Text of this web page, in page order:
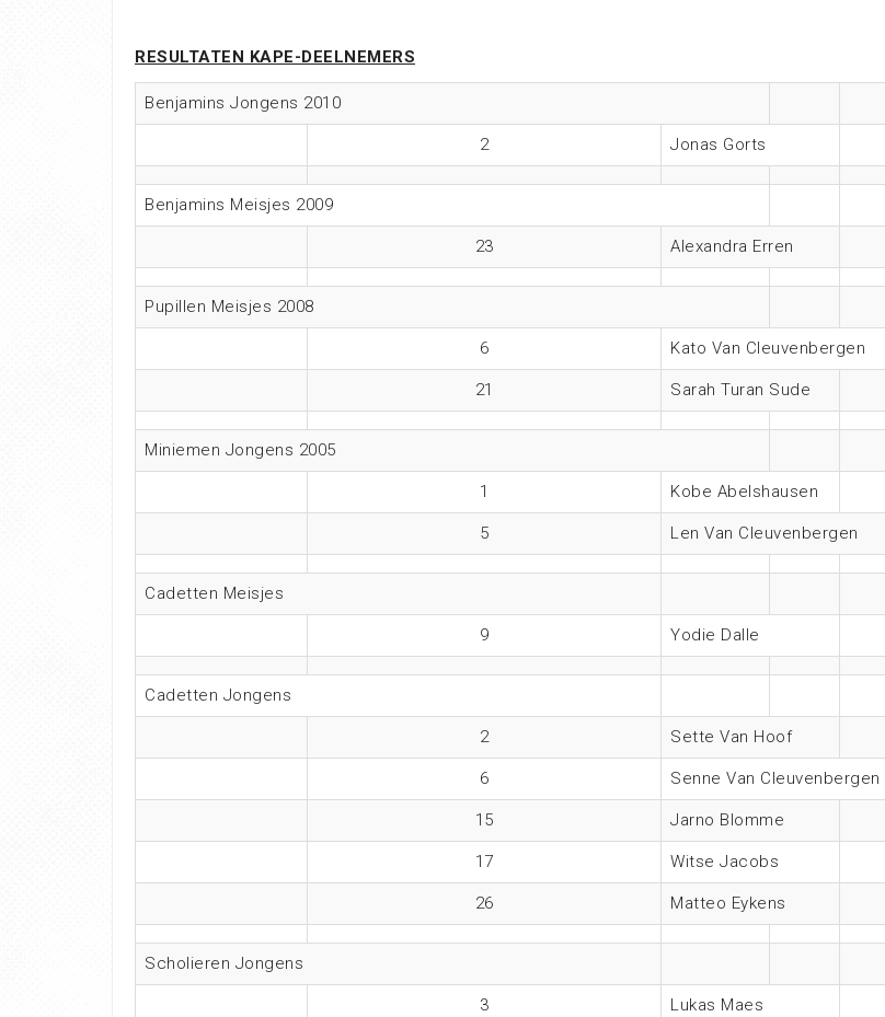
RESULTATEN KAPE-DEELNEMERS
Benjamins Jongens 2010
2 Jonas Gorts
Benjamins Meisjes 2009
23 Alexandra Erren
Pupillen Meisjes 2008
6 Kato Van Cleuvenbergen
21 Sarah Turan Sude
Miniemen Jongens 2005
1 Kobe Abelshausen
5 Len Van Cleuvenbergen
Cadetten Meisjes
9 Yodie Dalle
Cadetten Jongens
2 Sette Van Hoof
6 Senne Van Cleuvenbergen
15 Jarno Blomme
17 Witse Jacobs
26 Matteo Eykens
Scholieren Jongens
3 Lukas Maes